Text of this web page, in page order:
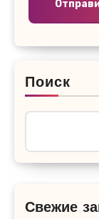
Поиск
Свежие